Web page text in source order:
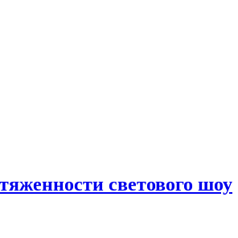
светового шоу